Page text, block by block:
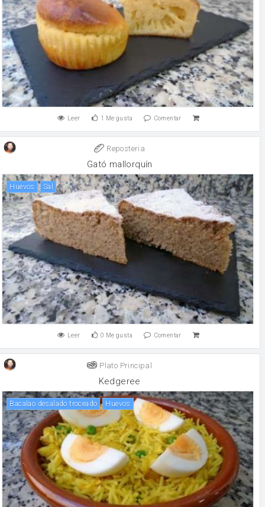
Leer 1 Me gusta Comentar
Reposteria
Gató mallorquín
huevos sal
Leer 0 Me gusta Comentar
Plato Principal
Kedgeree
Bacalao desalado troceado huevos